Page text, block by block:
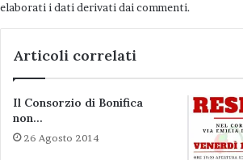
Castel Bolognese – La ciclo via del Senio.
turismo locale
elaborati i dati derivati dai commenti.
Articoli correlati
Il Consorzio di Bonifica
non…
26 Agosto 2014